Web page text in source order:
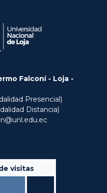
Falconí - Loja -
Presencial)
Distancia)
visitas